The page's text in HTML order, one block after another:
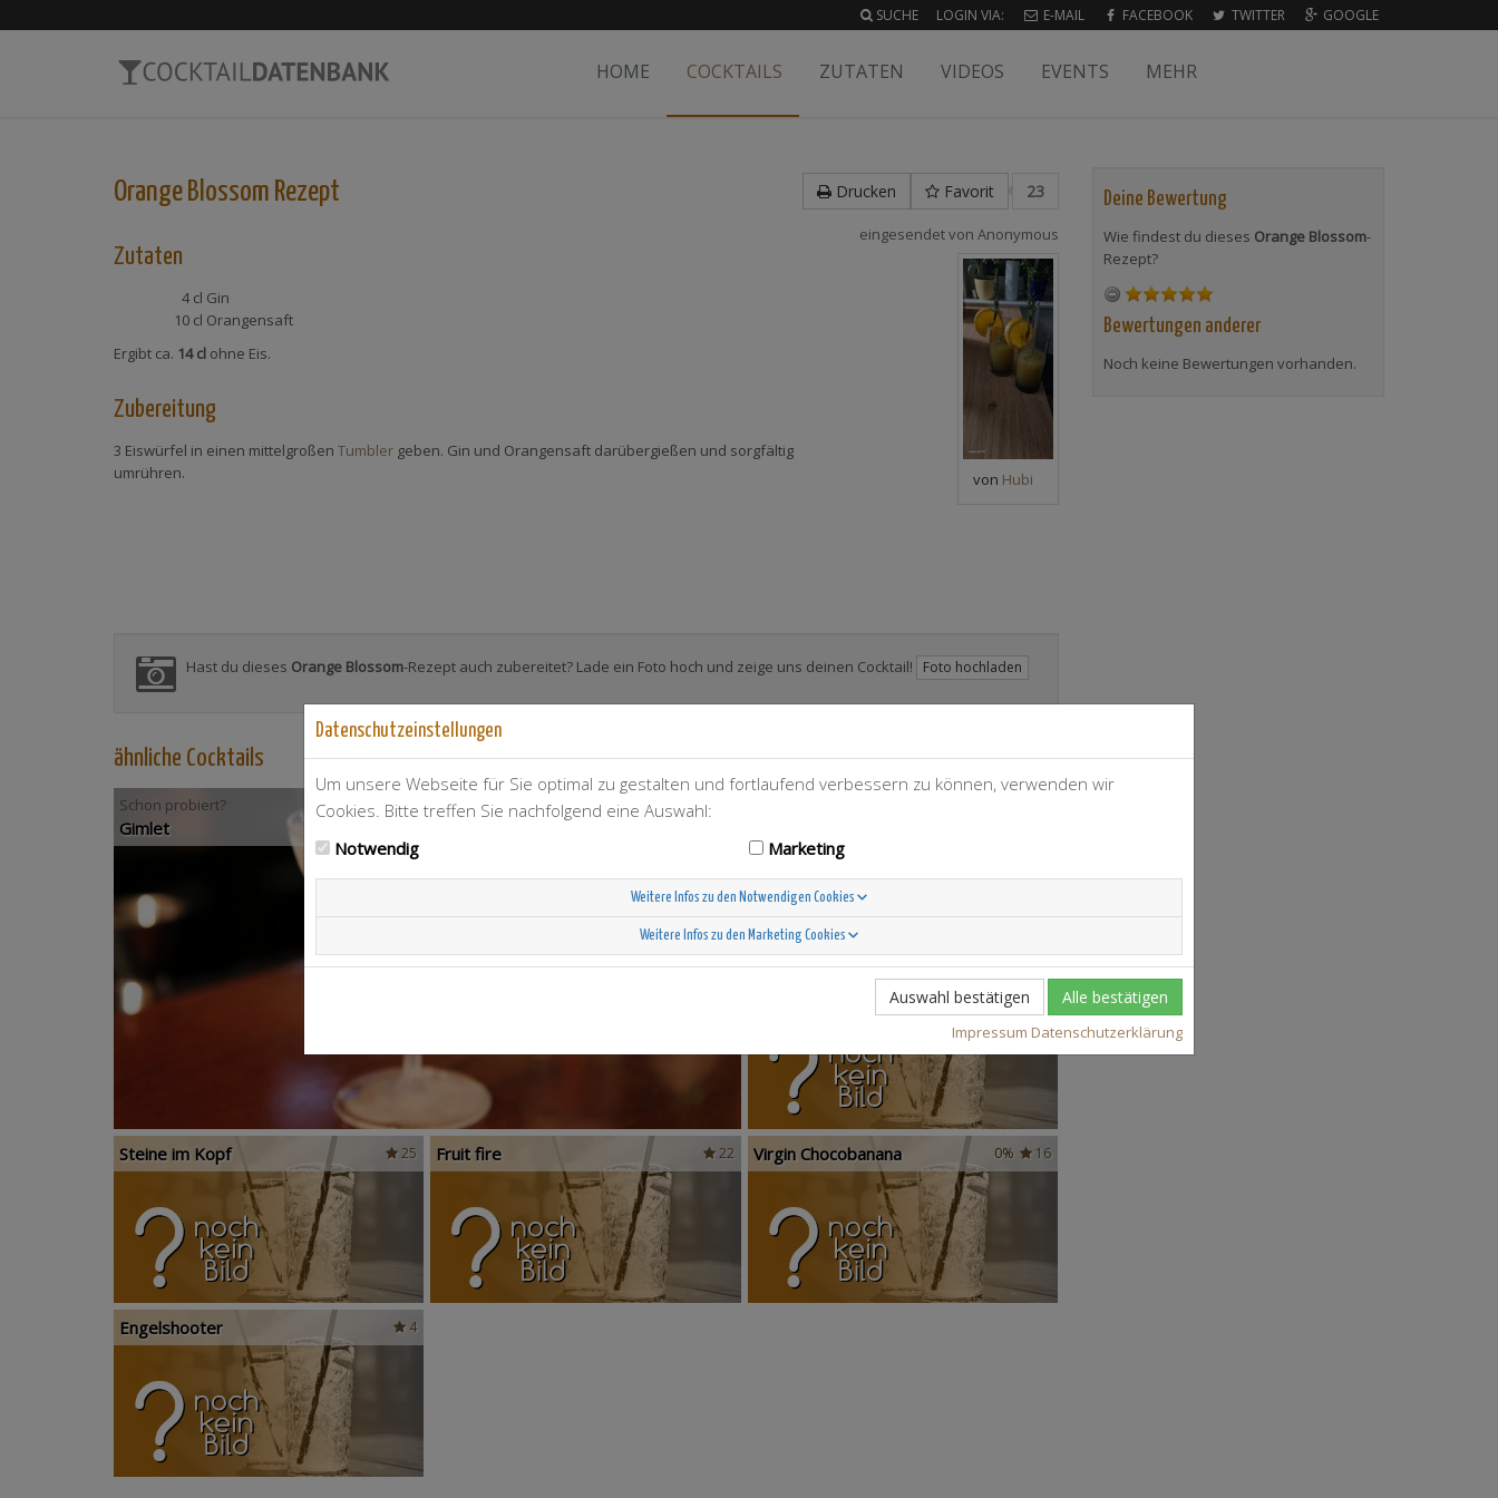
SUCHE LOGIN VIA: E-MAIL FACEBOOK TWITTER GOOGLE
HOME COCKTAILS ZUTATEN VIDEOS EVENTS MEHR
Drucken Favorit 23
Orange Blossom Rezept
eingesendet von Anonymous
von Hubi
Zutaten
4 cl Gin
10 cl Orangensaft
Ergibt ca. 14 cl ohne Eis.
Zubereitung
3 Eiswürfel in einen mittelgroßen Tumbler geben. Gin und Orangensaft darübergießen und sorgfältig
umrühren.
Hast du dieses Orange Blossom-Rezept auch zubereitet? Lade ein Foto hoch und zeige uns deinen Cocktail! Foto hochladen
ähnliche Cocktails
Schon probiert?
Gimlet
37
Scandinavian Sunshine
25
Steine im Kopf 22
Fruit fire 16
0%
Virgin Chocobanana
4
Engelshooter
Deine Bewertung
Wie findest du dieses Orange Blossom-
Rezept?
Bewertungen anderer
Noch keine Bewertungen vorhanden.
Datenschutzeinstellungen
Um unsere Webseite für Sie optimal zu gestalten und fortlaufend verbessern zu können, verwenden wir
Cookies. Bitte treffen Sie nachfolgend eine Auswahl:
Notwendig
Marketing
Weitere Infos zu den Notwendigen Cookies
Weitere Infos zu den Marketing Cookies
Auswahl bestätigen Alle bestätigen
Impressum Datenschutzerklärung